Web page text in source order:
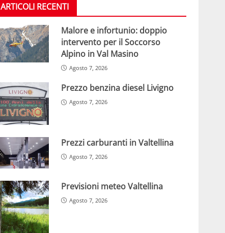
ARTICOLI RECENTI
Malore e infortunio: doppio
intervento per il Soccorso
Alpino in Val Masino
Agosto 7, 2026
Prezzo benzina diesel Livigno
Agosto 7, 2026
Prezzi carburanti in Valtellina
Agosto 7, 2026
Previsioni meteo Valtellina
Agosto 7, 2026